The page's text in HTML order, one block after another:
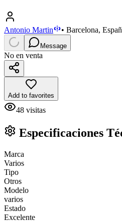
Antonio Martin • Barcelona,
Message
No en venta
Add to favorites
48 visitas
Especificaciones
Marca
Varios
Tipo
Otros
Modelo
varios
Estado
Excelente